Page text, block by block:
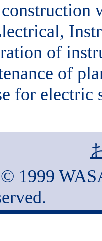
of
of
for electric
1999